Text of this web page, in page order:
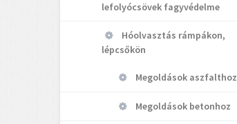
lefolyócsövek fagyvédelme
Hóolvasztás rámpákon,
lépcsőkön
Megoldások aszfalthoz
Megoldások betonhoz